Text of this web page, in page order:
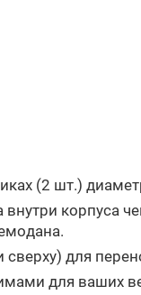
(2 шт.)
корпуса
для
для ваших